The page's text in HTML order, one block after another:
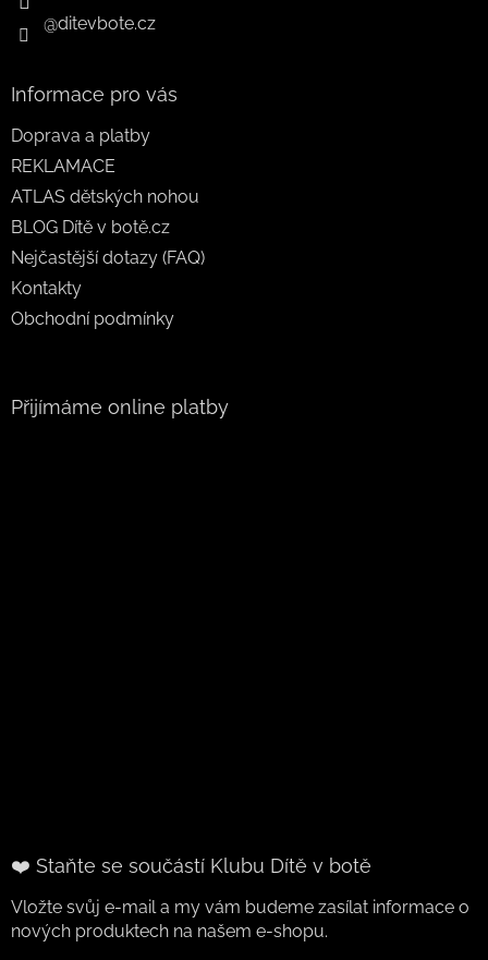
@ditevbote.cz
Informace pro vás
Doprava a platby
REKLAMACE
ATLAS dětských nohou
BLOG Dítě v botě.cz
Nejčastější dotazy (FAQ)
Kontakty
Obchodní podmínky
Přijímáme online platby
❤️ Staňte se součástí Klubu Dítě v botě
Vložte svůj e-mail a my vám budeme zasílat informace o
nových produktech na našem e-shopu.